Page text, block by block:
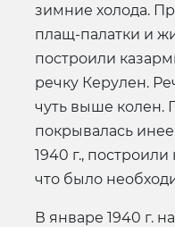
зимние холода.
плащ-палатки и
построили
речку Керулен.
чуть выше колен.
покрывалась
1940 г.,
что было
В январе 1940 г.